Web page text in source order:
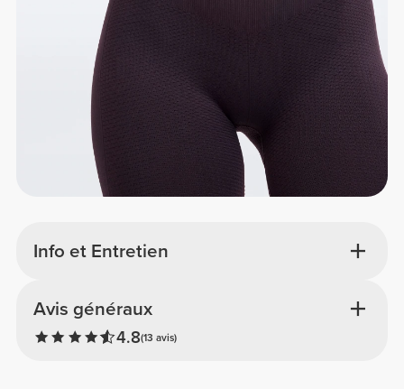
Info et Entretien
Avis généraux
4.8(13 avis)